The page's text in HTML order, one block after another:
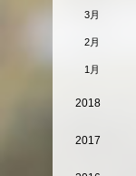
3月
2月
1月
2018
2017